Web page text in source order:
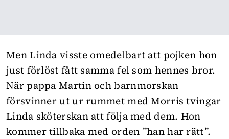
Men Linda visste omedelbart att pojken hon
just förlöst fått samma fel som hennes bror.
När pappa Martin och barnmorskan
försvinner ut ur rummet med Morris tvingar
Linda sköterskan att följa med dem. Hon
kommer tillbaka med orden ”han har rätt”.